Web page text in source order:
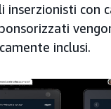
inserzionisti con
inclusi.